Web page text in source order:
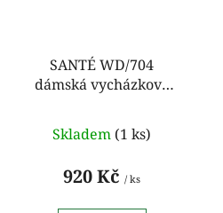
SANTÉ WD/704
dámská vycházková
Skladem (1 ks)
920 Kč / ks